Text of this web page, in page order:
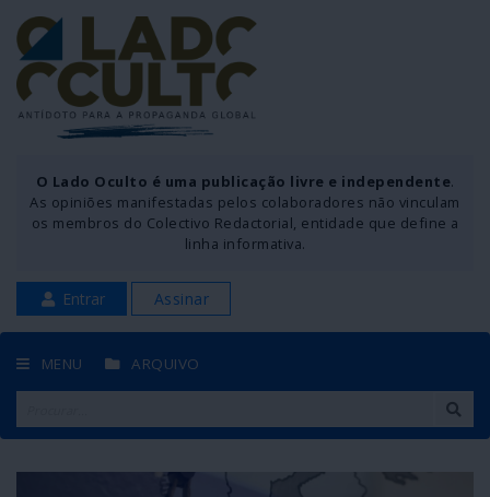
O Lado Oculto é uma publicação livre e independente.
As opiniões manifestadas pelos colaboradores não vinculam
os membros do Colectivo Redactorial, entidade que define a
linha informativa.
Entrar Assinar
MENU ARQUIVO